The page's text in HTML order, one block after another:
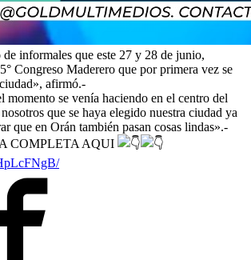
de informales que este 27 y 28 de junio,
Congreso Maderero que por primera vez se
afirmó.-
momento se venía haciendo en el centro del
que se haya elegido nuestra ciudad ya
que en Orán también pasan cosas lindas».-
COMPLETA AQUI